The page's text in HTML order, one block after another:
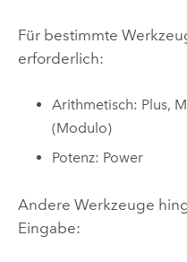
Für bestimmte
erforderlich:
Arithmetisch: Plus,
(Modulo)
Potenz: Power
Andere Werkzeuge
Eingabe: